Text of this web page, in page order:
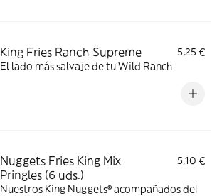
King Fries Ranch Supreme
5,25 €
El lado más salvaje de tu Wild Ranch
Nuggets Fries King Mix
Pringles (6 uds.)
5,10 €
Nuestros King Nuggets® acompañados del